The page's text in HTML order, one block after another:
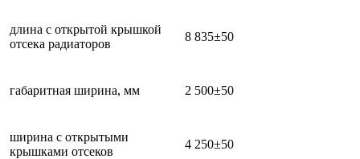
длина с открытой крышкой
отсека радиаторов
8 835±50
габаритная ширина, мм 2 500±50
ширина с открытыми
крышками отсеков
4 250±50